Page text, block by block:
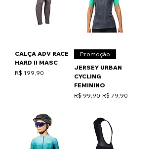
CALÇA ADV RACE
HARD II MASC
Preço
R$ 199,90
Promoção
JERSEY URBAN
CYCLING
FEMININO
Preço normal
R$ 99,90 Preço promocional
R$ 79,90